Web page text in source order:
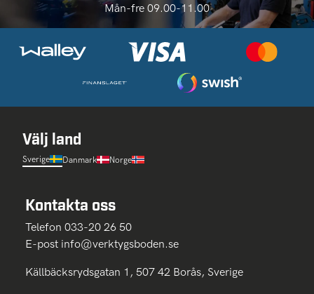
Mån-fre 09.00-11.00
Välj land
Sverige Danmark Norge
Kontakta oss
Telefon 033-20 26 50
E-post info@verktygsboden.se
Källbäcksrydsgatan 1, 507 42 Borås, Sverige